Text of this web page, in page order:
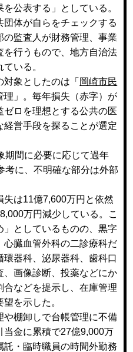
公表する」としている。
体が自らをチェックする
監査人が財務管理、事業
行うもので、地方自治法
いる。
象としたのは「 岡崎市民
理」。毎年損失（赤字）が
ロを理想とする公共の医
営手段を探ることが選定
間に必要に応じて過年
考に、不明確な部分は外部
は11億7,600万円と依然
万円減少している。こ
としているものの、黒字
心臓血管外科の二診療科だ
器科、泌尿器科、歯科口
、画像診断、投薬などにか
などを提示し、在庫管理
を示した。
棚卸しで台帳管理に不備
当金に累積で27億9,000万
託・臨時職員の時間外勤務